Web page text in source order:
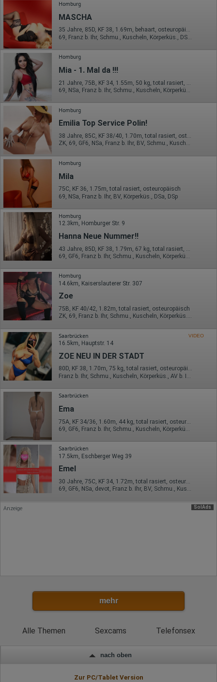
Erhobene Daten:
Die erzeugten Informationen über die Benutzung unserer
Webseiten sowie die von dem Browser übermittelte IP-Adresse
werden übertragen und gespeichert. Dabei können aus den
verarbeiteten Daten pseudonyme Nutzungsprofile der Nutzer
erstellt werden. Diese Informationen wird Google gegebenenfalls
auch an Dritte übertragen, sofern dies gesetzlich
vorgeschrieben wird oder, soweit Dritte diese Daten im Auftrag
von Google verarbeiten. Die IP-Adresse der Nutzer wird von
Google innerhalb von Mitgliedstaaten der Europäischen Union
oder in anderen Vertragsstaaten des Abkommens über den
Europäischen Wirtschaftsraum gekürzt, dies bedeutet, dass alle
Daten anonym erhoben werden. Nur in Ausnahmefällen wird die
volle IP-Adresse an einen Server von Google in den USA
übertragen und dort gekürzt. Die von dem Browser des Nutzers
übermittelte IP-Adresse wird nicht mit anderen Daten von Google
zusammengeführt.
Erhobene Informationen zum Besucherverhalten sind folgende:
Herkunft (Land und Stadt)
Sprache
Betriebssystem
Gerät (PC, Tablet-PC oder Smartphone)
Browser und alle verwendeten Add-ons
Auflösung des Computers
Besucherquelle (Facebook, Suchmaschine oder
verweisende Webseite)
Welche Dateien wurden heruntergeladen?
Welche Videos angeschaut?
Wurden Werbebanner angeklickt?
Wohin ging der Besucher? Klickte er auf weitere Seiten des
Portals oder hat er sie komplett verlassen?
Ort der Verarbeitung:
Europäische Union & USA
Hotjar
Wir nutzen Hotjar als Webanalysedient. Es wird verwendet, um
auch im Rahmen von Umfragen und Feedbackfunktionen, die
auf unserer Website eingebunden sind, von Ihnen bereitgestellte
Informationen verarbeiten.
Herausgeber:
Hotjar Limited, Malta
Erhobene Daten:
Datum und Uhrzeit des Besuchs
Gerätetyp
Geografischer Standort
IP-Adresse
Mausbewegungen
Besuchte Seiten
Referrer URL
Bildschirmauflösung
Eindeutige Gerätekennung
Sprachinformationen
Gerätebestriebssystem
Browser-Typ
Klicks
Eindeutige Benutzerkennung
Homburg
MASCHA
35 Jahre, 85D, KF 38, 1.69m, behaart, osteuropäisch
Homburg
Mia - 1. Mal da !!!
69, NSa, Franz b. Ihr, Schmu., Kuscheln, Körperküs., AV b. Ihm, DSa
Homburg
Emilia Top Service Polin!
38 Jahre, 85C, KF 38/40, 1.70m, total rasiert, osteuropäisch
ZK, 69, GF6, NSa, Franz b. Ihr, BV, Schmu., Kuscheln
Homburg
Mila
75C, KF 36, 1.75m, total rasiert, osteuropäisch
69, NSa, Franz b. Ihr, BV, Körperküs., DSa, DSp
Homburg
12.3km, Homburger Str. 9
Hanna Neue Nummer!!
69, GF6, Franz b. Ihr, Schmu., Kuscheln, Körperküs., KBp, Mast.
Homburg
14.6km, Kaiserslauterer Str. 307
Zoe
75B, KF 40/42, 1.82m, total rasiert, osteuropäisch
ZK, 69, Franz b. Ihr, Schmu., Kuscheln, Körperküs., DSa, DSp
Saarbrücken VIDEO
16.5km, Hauptstr. 14
ZOE NEU IN DER STADT
80D, KF 38, 1.70m, 75 kg, total rasiert, osteuropäisch
Saarbrücken
Ema
69, GF6, Franz b. Ihr, Schmu., Kuscheln, Körperküs., Mast., RS
Saarbrücken
17.5km, Eschberger Weg 39
Emel
30 Jahre, 75C, KF 34, 1.72m, total rasiert, osteuropäisch
69, GF6, NSa, devot, Franz b. Ihr, BV, Schmu., Kuscheln
SolAds
Anzeige
mehr
Alle Themen Sexcams Telefonsex
nach oben
Zur PC/Tablet Version